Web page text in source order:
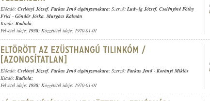
Előadó: Cselényi József, Farkas Jenő cigányzenekara; Szerző: Ludwig József, Cselényiné Fóthy
Frici - Göndör Jóska, Murgács Kálmán
Kiadó: Radiola;
Felvétel ideje: 1938; Közzététel ideje: 1970-01-01
Előadó: Cselényi József, Farkas Jenő cigányzenekara; Szerző: Farkas Jenő- Korányi Miklós
Kiadó: Radiola;
Felvétel ideje: 1938; Közzététel ideje: 1970-01-01